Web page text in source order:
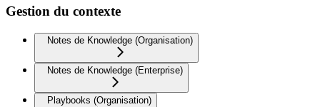
Gestion du contexte
Notes de Knowledge (Organisation)
Notes de Knowledge (Enterprise)
Playbooks (Organisation)